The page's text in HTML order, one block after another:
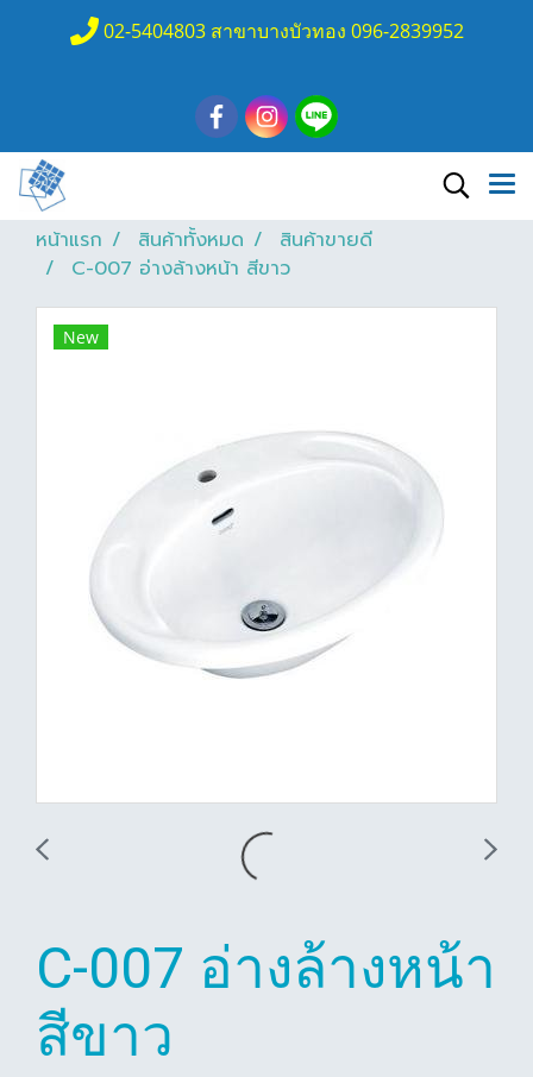
02-5404803 สาขาบางบัวทอง 096-2839952
หน้าแรก สินค้าทั้งหมด
สินค้าขายดี
C-007 อ่างล้างหน้า สีขาว
New
C-007 อ่างล้างหน้า
สีขาว